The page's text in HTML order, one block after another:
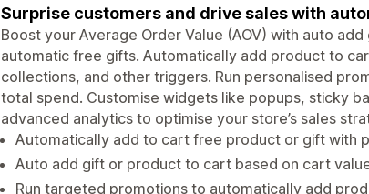
Surprise customers and drive sales with
Boost your Average Order Value (AOV) with auto
automatic free gifts. Automatically add product to
collections, and other triggers. Run personalised
total spend. Customise widgets like popups, sticky
advanced analytics to optimise your store’s sales
Automatically add to cart free product or gift with
Auto add gift or product to cart based on cart
Run targeted promotions to automatically add